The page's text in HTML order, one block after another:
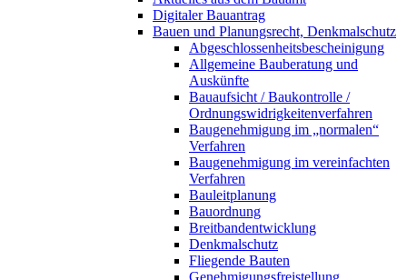
Digitaler Bauantrag
Bauen und Planungsrecht, Denkmalschutz
Abgeschlossenheitsbescheinigung
Allgemeine Bauberatung und
Auskünfte
Bauaufsicht / Baukontrolle /
Ordnungswidrigkeitenverfahren
Baugenehmigung im „normalen“
Verfahren
Baugenehmigung im vereinfachten
Verfahren
Bauleitplanung
Bauordnung
Breitbandentwicklung
Denkmalschutz
Fliegende Bauten
Genehmigungsfreistellung